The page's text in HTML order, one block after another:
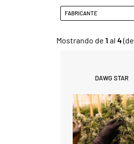
FABRICANTE
Mostrando de 1 al 4(de
DAWG STAR